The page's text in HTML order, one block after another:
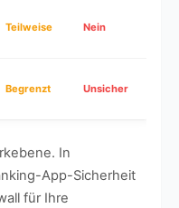
Teilweise Nein
Begrenzt Unsicher
In
App-Sicherheit
für Ihre